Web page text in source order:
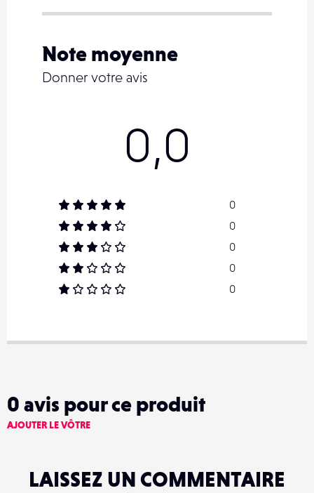
Note moyenne
Donner votre avis
0,0
0
0
0
0
0
0 avis pour ce produit
AJOUTER LE VÔTRE
LAISSEZ UN COMMENTAIRE